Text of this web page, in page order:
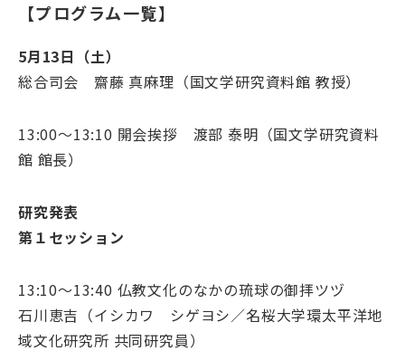
【プログラム一覧】
5月13日（土）
総合司会 齋藤 真麻理（国文学研究資料館 教授）
13:00～13:10 開会挨拶 渡部 泰明（国文学研究資料
館 館長）
研究発表
第１セッション
13:10～13:40 仏教文化のなかの琉球の御拝ツヅ
石川恵吉（イシカワ シゲヨシ／名桜大学環太平洋地
域文化研究所 共同研究員）